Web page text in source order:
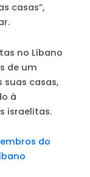
casas”,
no Líbano
de um
casas,
à
israelitas.
do